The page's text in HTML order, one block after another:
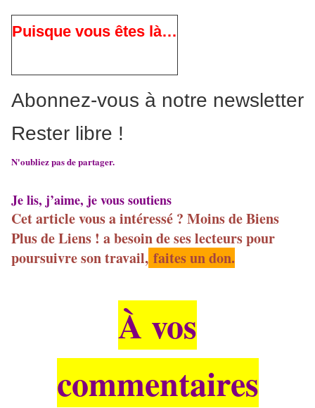
Puisque vous êtes là…
Abonnez-vous à notre newsletter
Rester libre !
N'oubliez pas de partager.
Je lis, j’aime, je vous soutiens
Cet article vous a intéressé ? Moins de Biens
Plus de Liens ! a besoin de ses lecteurs pour
poursuivre son travail, faites un don.
À vos
commentaires